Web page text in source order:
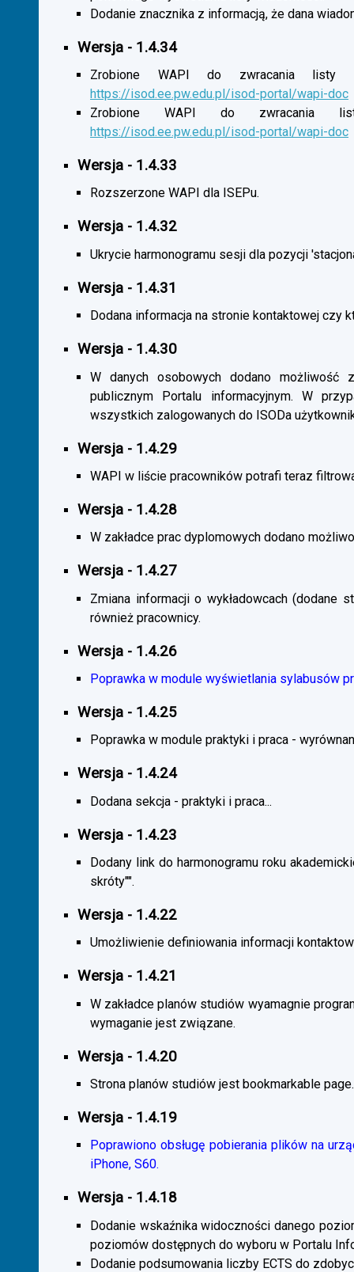
Dodanie znacznika z informacją, że dana
Wersja - 1.4.34
Zrobione WAPI do zwracania listy
https://isod.ee.pw.edu.pl/isod-portal/wapi-doc
Zrobione WAPI do zwracania listy
https://isod.ee.pw.edu.pl/isod-portal/wapi-doc
Wersja - 1.4.33
Rozszerzone WAPI dla ISEPu.
Wersja - 1.4.32
Ukrycie harmonogramu sesji dla pozycji
Wersja - 1.4.31
Dodana informacja na stronie kontaktowej czy
Wersja - 1.4.30
W danych osobowych dodano możliwość
publicznym Portalu informacyjnym. W
wszystkich zalogowanych do ISODa
Wersja - 1.4.29
WAPI w liście pracowników potrafi teraz
Wersja - 1.4.28
W zakładce prac dyplomowych dodano
Wersja - 1.4.27
Zmiana informacji o wykładowcach (dodane
również pracownicy.
Wersja - 1.4.26
Poprawka w module wyświetlania sylabusów
Wersja - 1.4.25
Poprawka w module praktyki i praca -
Wersja - 1.4.24
Dodana sekcja - praktyki i praca...
Wersja - 1.4.23
Dodany link do harmonogramu roku
skróty"".
Wersja - 1.4.22
Umożliwienie definiowania informacji
Wersja - 1.4.21
W zakładce planów studiów wyamagnie
wymaganie jest związane.
Wersja - 1.4.20
Strona planów studiów jest bookmarkable page.
Wersja - 1.4.19
Poprawiono obsługę pobierania plików na
iPhone, S60.
Wersja - 1.4.18
Dodanie wskaźnika widoczności danego
poziomów dostępnych do wyboru w Portalu
Dodanie podsumowania liczby ECTS do